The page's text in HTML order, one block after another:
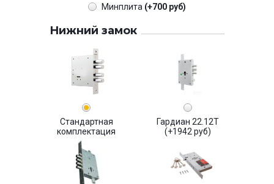
Минплита (+700 руб)
Нижний замок
Стандартная
комплектация
Гардиан 22.12Т
(+1942 руб)